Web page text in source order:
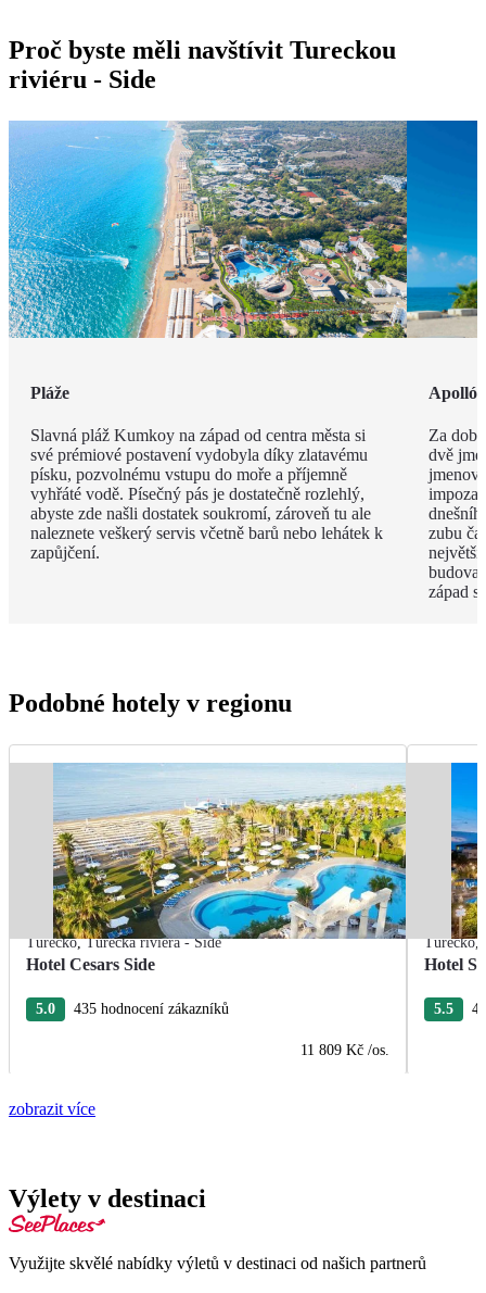
Proč byste měli navštívit Tureckou
riviéru - Side
Pláže
Slavná pláž Kumkoy na západ od centra města si
své prémiové postavení vydobyla díky zlatavému
písku, pozvolnému vstupu do moře a příjemně
vyhřáté vodě. Písečný pás je dostatečně rozlehlý,
abyste zde našli dostatek soukromí, zároveň tu ale
naleznete veškerý servis včetně barů nebo lehátek k
zapůjčení.
Za dob
dvě
zubu
největší
budova
západ
Podobné hotely v regionu
Turecko,Turecká riviéra - Side
Hotel Cesars Side
5.0 435 hodnocení zákazníků
11 809 Kč /os.
Turecko,
Hotel
5.5
zobrazit více
Výlety v destinaci
Využijte skvělé nabídky výletů v destinaci od našich partnerů